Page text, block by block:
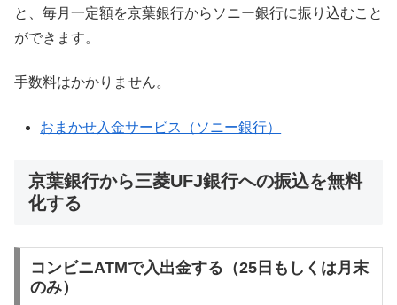
と、毎月一定額を京葉銀行からソニー銀行に振り込むこと
ができます。
手数料はかかりません。
おまかせ入金サービス（ソニー銀行）
京葉銀行から三菱UFJ銀行への振込を無料
化する
コンビニATMで入出金する（25日もしくは月末
のみ）